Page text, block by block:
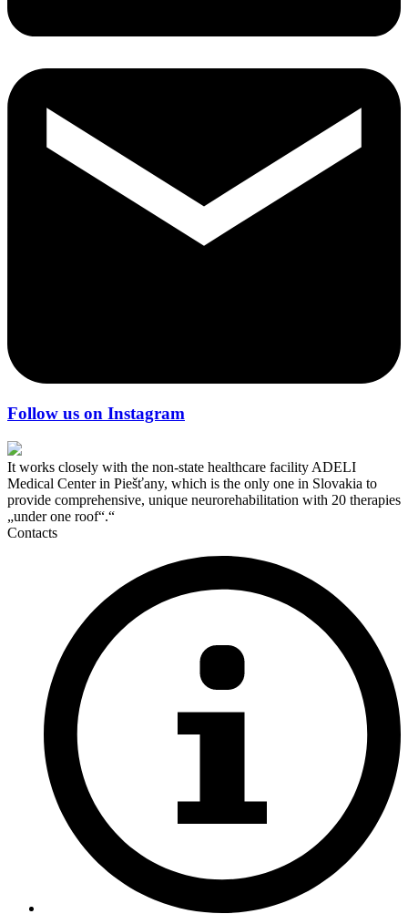
Follow us on Instagram
It works closely with the non-state healthcare facility ADELI
Medical Center in Piešťany, which is the only one in Slovakia to
provide comprehensive, unique neurorehabilitation with 20 therapies
„under one roof“.“
Contacts